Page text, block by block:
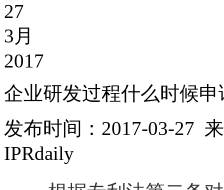
27
3月
2017
企业研发过程什么时候
发布时间：2017-03-27
IPRdaily